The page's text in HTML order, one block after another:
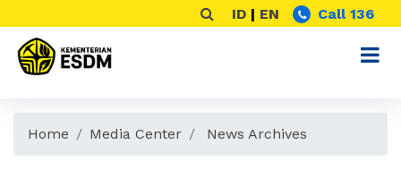
ID | EN Call 136
Home Media Center News Archives